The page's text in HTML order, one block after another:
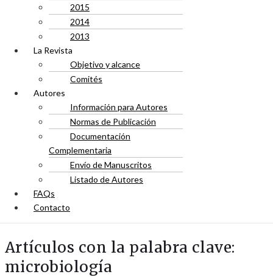
2015
2014
2013
La Revista
Objetivo y alcance
Comités
Autores
Información para Autores
Normas de Publicación
Documentación
Complementaria
Envío de Manuscritos
Listado de Autores
FAQs
Contacto
Artículos con la palabra clave:
microbiología